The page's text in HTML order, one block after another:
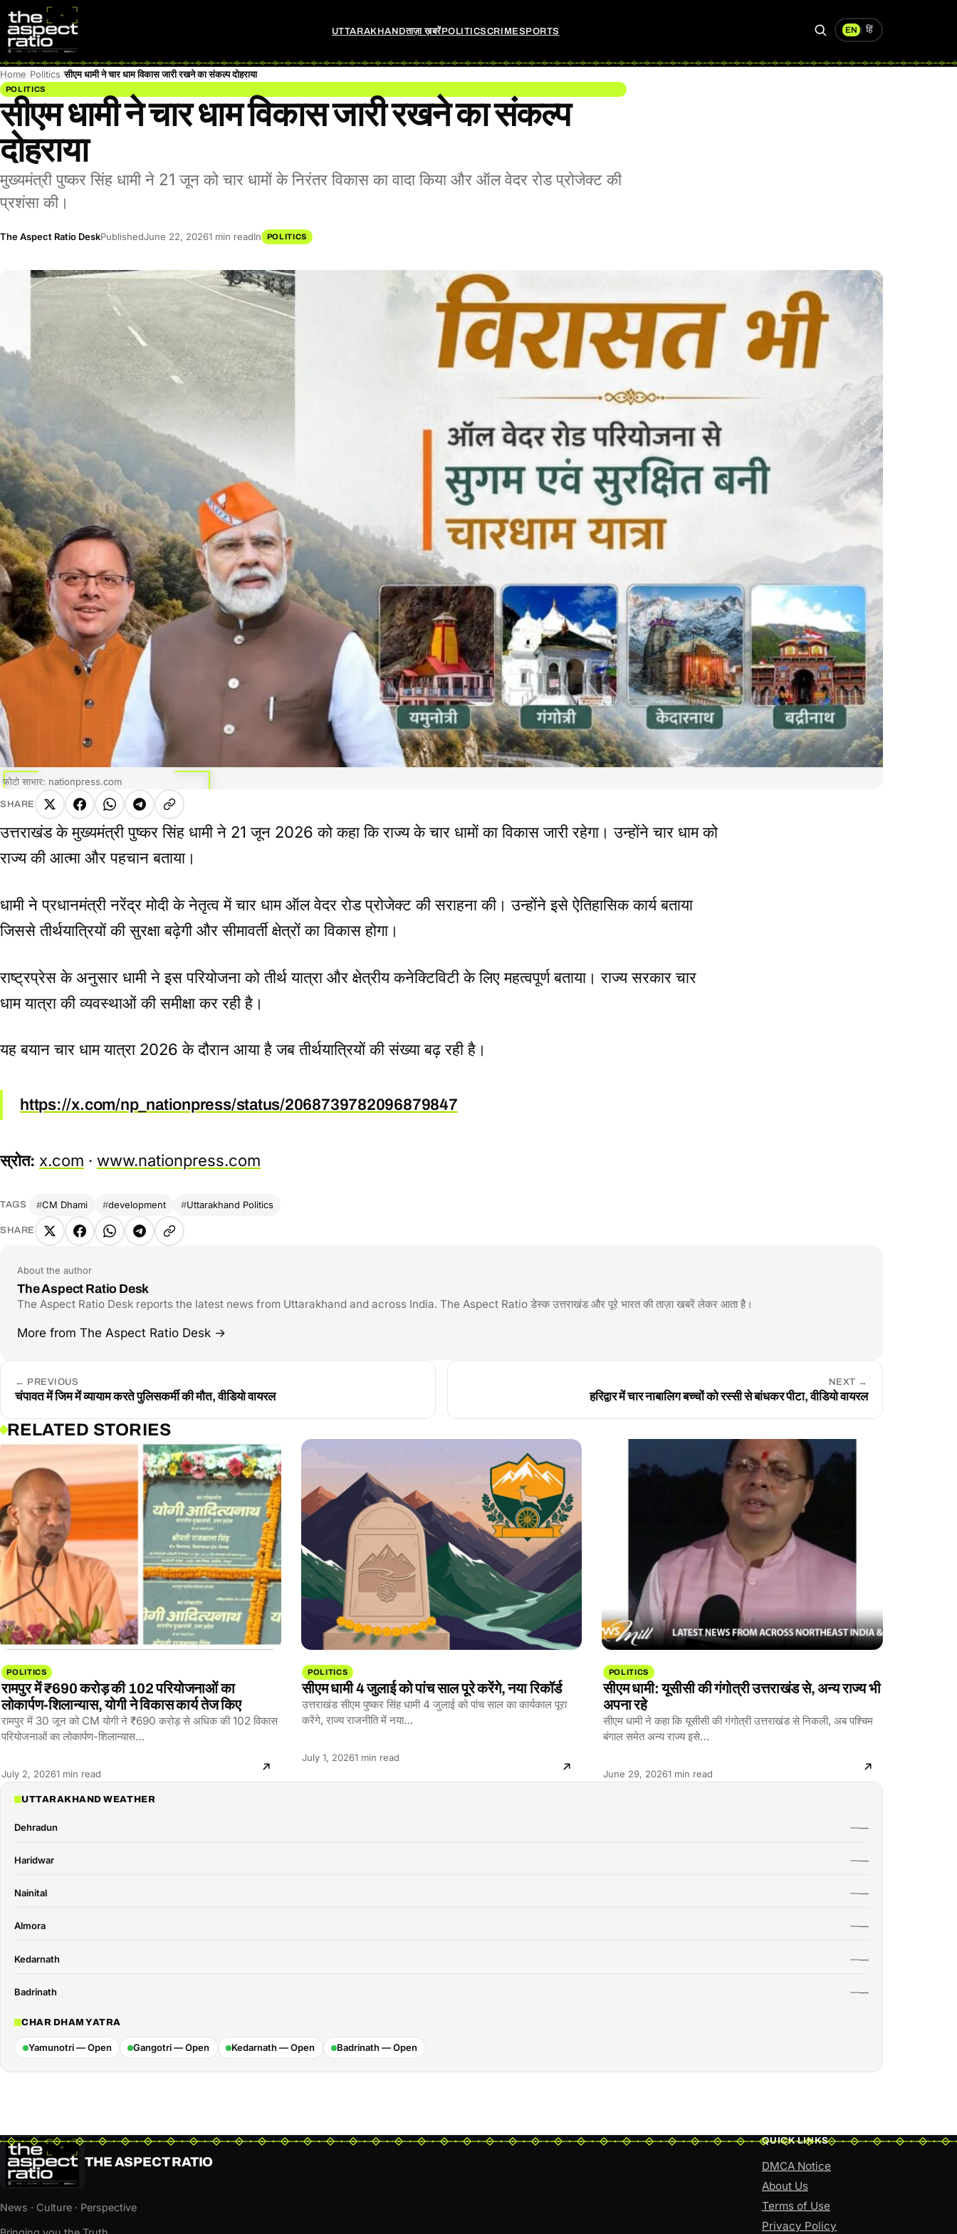
UTTARAKHANDताज़ा ख़बरेंPOLITICSCRIMESPORTS
Search
EN हिं
Home Politics सीएम धामी ने चार धाम विकास जारी रखने का संकल्प दोहराया
POLITICS
सीएम धामी ने चार धाम विकास जारी रखने का संकल्प
दोहराया
मुख्यमंत्री पुष्कर सिंह धामी ने 21 जून को चार धामों के निरंतर विकास का वादा किया और ऑल वेदर रोड प्रोजेक्ट की
प्रशंसा की।
The Aspect Ratio DeskPublishedJune 22, 20261 min readIn POLITICS
फोटो साभार: nationpress.com
SHARE
X FacebookWhatsApp
Telegram
Copy
link
उत्तराखंड के मुख्यमंत्री पुष्कर सिंह धामी ने 21 जून 2026 को कहा कि राज्य के चार धामों का विकास जारी रहेगा। उन्होंने चार धाम को
राज्य की आत्मा और पहचान बताया।
धामी ने प्रधानमंत्री नरेंद्र मोदी के नेतृत्व में चार धाम ऑल वेदर रोड प्रोजेक्ट की सराहना की। उन्होंने इसे ऐतिहासिक कार्य बताया
जिससे तीर्थयात्रियों की सुरक्षा बढ़ेगी और सीमावर्ती क्षेत्रों का विकास होगा।
राष्ट्रप्रेस के अनुसार धामी ने इस परियोजना को तीर्थ यात्रा और क्षेत्रीय कनेक्टिविटी के लिए महत्वपूर्ण बताया। राज्य सरकार चार
धाम यात्रा की व्यवस्थाओं की समीक्षा कर रही है।
यह बयान चार धाम यात्रा 2026 के दौरान आया है जब तीर्थयात्रियों की संख्या बढ़ रही है।
https://x.com/np_nationpress/status/2068739782096879847
स्रोत: x.com · www.nationpress.com
TAGS CM Dhami development Uttarakhand Politics
SHARE
X FacebookWhatsApp
Telegram
Copy
About the author
The Aspect Ratio Desk
The Aspect Ratio Desk reports the latest news from Uttarakhand and across India. The Aspect Ratio डेस्क उत्तराखंड और पूरे भारत की ताज़ा खबरें लेकर आता है।
More from The Aspect Ratio Desk →
← PREVIOUS
चंपावत में जिम में व्यायाम करते पुलिसकर्मी की मौत, वीडियो वायरल
NEXT →
हरिद्वार में चार नाबालिग बच्चों को रस्सी से बांधकर पीटा, वीडियो वायरल
RELATED STORIES
POLITICS
रामपुर में ₹690 करोड़ की 102 परियोजनाओं का
लोकार्पण-शिलान्यास, योगी ने विकास कार्य तेज किए
रामपुर में 30 जून को CM योगी ने ₹690 करोड़ से अधिक की 102 विकास
परियोजनाओं का लोकार्पण-शिलान्यास…
July 2, 2026Reading
1 min read
POLITICS
सीएम धामी 4 जुलाई को पांच साल पूरे करेंगे, नया रिकॉर्ड
उत्तराखंड सीएम पुष्कर सिंह धामी 4 जुलाई को पांच साल का कार्यकाल पूरा
करेंगे, राज्य राजनीति में नया…
July 1, 2026Reading
1 min read
POLITICS
सीएम धामी: यूसीसी की गंगोत्री उत्तराखंड से, अन्य राज्य भी
अपना रहे
सीएम धामी ने कहा कि यूसीसी की गंगोत्री उत्तराखंड से निकली, अब पश्चिम
बंगाल समेत अन्य राज्य इसे…
June 29, 2026Reading
1 min read
UTTARAKHAND WEATHER
Dehradun
Haridwar
Nainital
Almora
Kedarnath
Badrinath
CHAR DHAM YATRA
Yamunotri — Open Gangotri — Open Kedarnath — Open Badrinath — Open
THE ASPECT RATIO
News · Culture · Perspective
QUICK LINKS
DMCA Notice
About Us
Terms of Use
Privacy Policy